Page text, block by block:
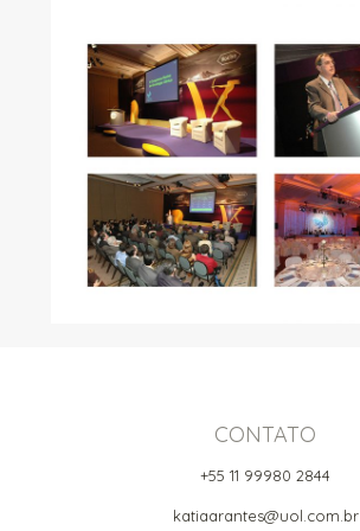
CONTATO
+55 11 99980 2844
katiaarantes@uol.com.br